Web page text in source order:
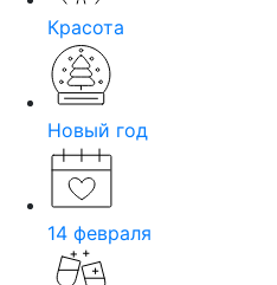
Красота
Новый год
14 февраля